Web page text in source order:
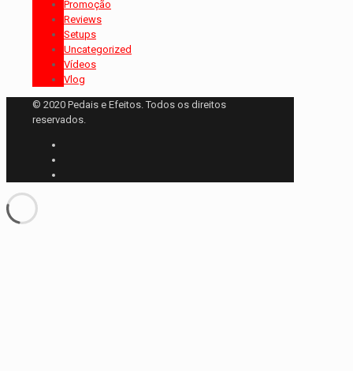
Promoção
Reviews
Setups
Uncategorized
Vídeos
Vlog
© 2020 Pedais e Efeitos. Todos os direitos
reservados.